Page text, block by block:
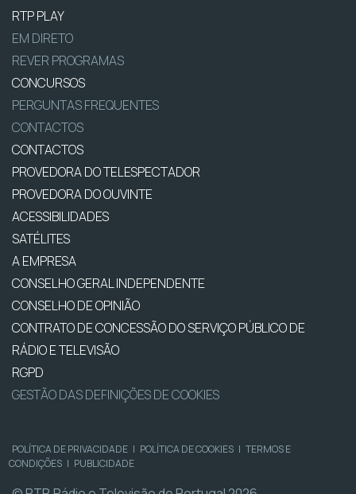
RTP PLAY
EM DIRETO
REVER PROGRAMAS
CONCURSOS
PERGUNTAS FREQUENTES
CONTACTOS
CONTACTOS
PROVEDORA DO TELESPECTADOR
PROVEDORA DO OUVINTE
ACESSIBILIDADES
SATÉLITES
A EMPRESA
CONSELHO GERAL INDEPENDENTE
CONSELHO DE OPINIÃO
CONTRATO DE CONCESSÃO DO SERVIÇO PÚBLICO DE
RÁDIO E TELEVISÃO
RGPD
GESTÃO DAS DEFINIÇÕES DE COOKIES
POLÍTICA DE PRIVACIDADE | POLÍTICA DE COOKIES | TERMOS E
CONDIÇÕES | PUBLICIDADE